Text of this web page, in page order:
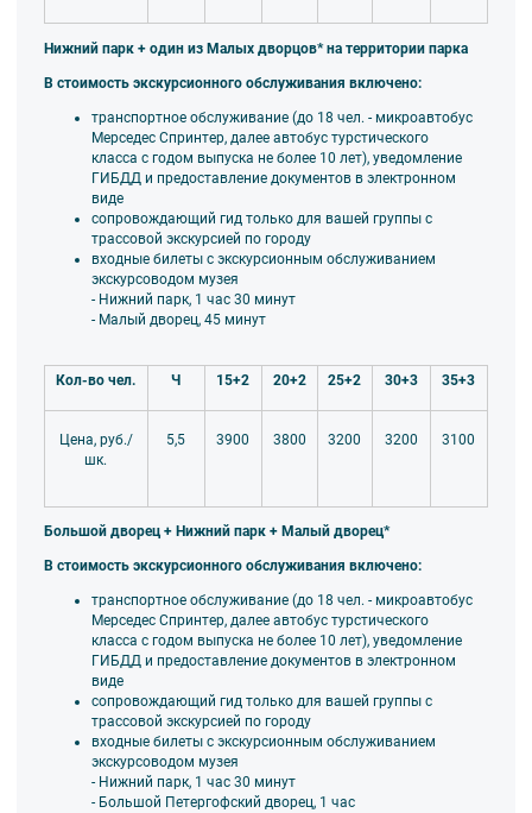
Нижний парк + один из Малых дворцов* на территории парка
В стоимость экскурсионного обслуживания включено:
транспортное обслуживание (до 18 чел. - микроавтобус
Мерседес Спринтер, далее автобус турстического
класса с годом выпуска не более 10 лет), уведомление
ГИБДД и предоставление документов в электронном
виде
сопровождающий гид только для вашей группы с
трассовой экскурсией по городу
входные билеты с экскурсионным обслуживанием
экскурсоводом музея
- Нижний парк, 1 час 30 минут
- Малый дворец, 45 минут
Кол-во чел. Ч 15+2 20+2 25+2 30+3 35+3
Цена, руб./
шк.
5,5 3900 3800 3200 3200 3100
Большой дворец + Нижний парк + Малый дворец*
В стоимость экскурсионного обслуживания включено:
транспортное обслуживание (до 18 чел. - микроавтобус
Мерседес Спринтер, далее автобус турстического
класса с годом выпуска не более 10 лет), уведомление
ГИБДД и предоставление документов в электронном
виде
сопровождающий гид только для вашей группы с
трассовой экскурсией по городу
входные билеты с экскурсионным обслуживанием
экскурсоводом музея
- Нижний парк, 1 час 30 минут
- Большой Петергофский дворец, 1 час